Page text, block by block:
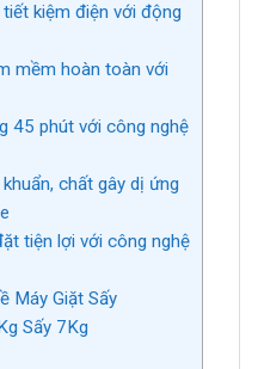
tiết kiệm điện với động
mềm hoàn toàn với
45 phút với công nghệ
chất gây dị ứng
tiện lợi với công nghệ
Máy Giặt Sấy
Sấy 7Kg